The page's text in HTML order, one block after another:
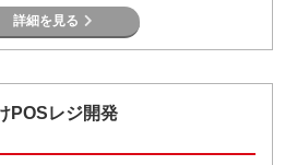
詳細を見る
POSレジ開発